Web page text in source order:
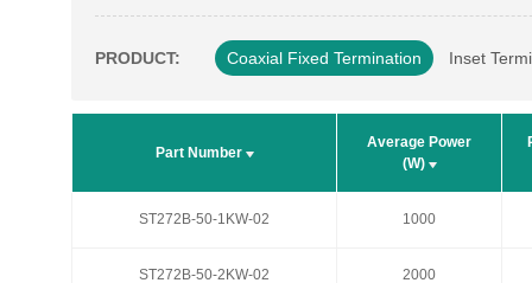
PRODUCT: Coaxial Fixed Termination Inset
Part Number
Average Power
(W)
ST272B-50-1KW-02 1000
ST272B-50-2KW-02 2000
Part Number
Average Power
(W)
ST272B-50-1KW-02 1000
ST272B-50-2KW-02 2000